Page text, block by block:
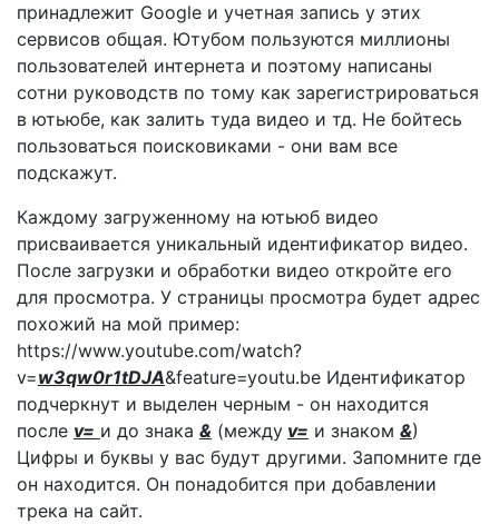
принадлежит Google и учетная запись у этих
сервисов общая. Ютубом пользуются миллионы
пользователей интернета и поэтому написаны
сотни руководств по тому как зарегистрироваться
в ютьюбе, как залить туда видео и тд. Не бойтесь
пользоваться поисковиками - они вам все
подскажут.
Каждому загруженному на ютьюб видео
присваивается уникальный идентификатор видео.
После загрузки и обработки видео откройте его
для просмотра. У страницы просмотра будет адрес
похожий на мой пример:
https://www.youtube.com/watch?
v=w3qw0r1tDJA&feature=youtu.be Идентификатор
подчеркнут и выделен черным - он находится
после v= и до знака & (между v= и знаком &)
Цифры и буквы у вас будут другими. Запомните где
он находится. Он понадобится при добавлении
трека на сайт.